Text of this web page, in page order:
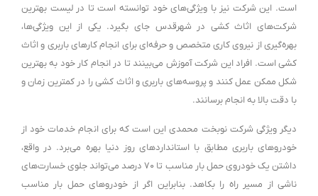
است. این شرکت نیز با ویژگی‌های خود توانسته است تا در لیست بهترین
شرکت‌های اثاث کشی در شهرقدس جای بگیرد. یکی از این ویژگی‌ها،
بهره‌گیری از نیروی کاری متخصص و حرفه‌ای برای انجام کارهای باربری و اثاث
کشی است. افراد این شرکت آموزش می‌بینند تا در انجام کار خود به بهترین
شکل ممکن عمل کنند و پروسه‌های باربری و اثاث کشی را در کمترین زمان و
با دقت بالا به انجام برسانند.
دیگر ویژگی شرکت نوبخت محمدی این است که برای انجام خدمات خود از
خودروهای باربری مطابق با استانداردهای روز دنیا بهره می‌برد. در واقع،
داشتن یک خودروی حمل بار مناسب تا ۷۰ درصد می‌تواند جلوی خسارت‌های
ناشی از مسیر راه را بکاهد. بنابراین اگر از خودروهای حمل بار مناسب